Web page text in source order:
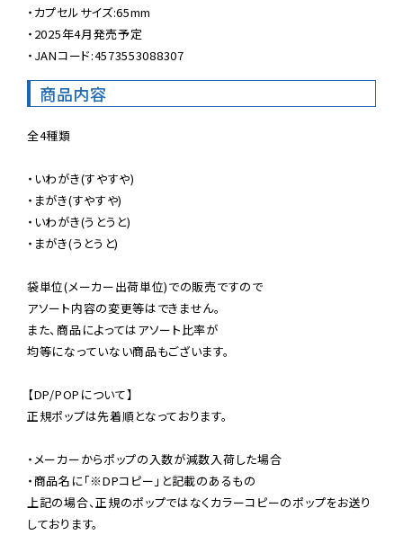
・カプセルサイズ:65mm
・2025年4月発売予定
・JANコード:4573553088307
商品内容
全4種類
・いわがき(すやすや)
・まがき(すやすや)
・いわがき(うとうと)
・まがき(うとうと)
袋単位(メーカー出荷単位)での販売ですので
アソート内容の変更等はできません。
また、商品によってはアソート比率が
均等になっていない商品もございます。
【DP/POPについて】
正規ポップは先着順となっております。
・メーカーからポップの入数が減数入荷した場合
・商品名に「※DPコピー」と記載のあるもの
上記の場合、正規のポップではなくカラーコピーのポップをお送り
しております。